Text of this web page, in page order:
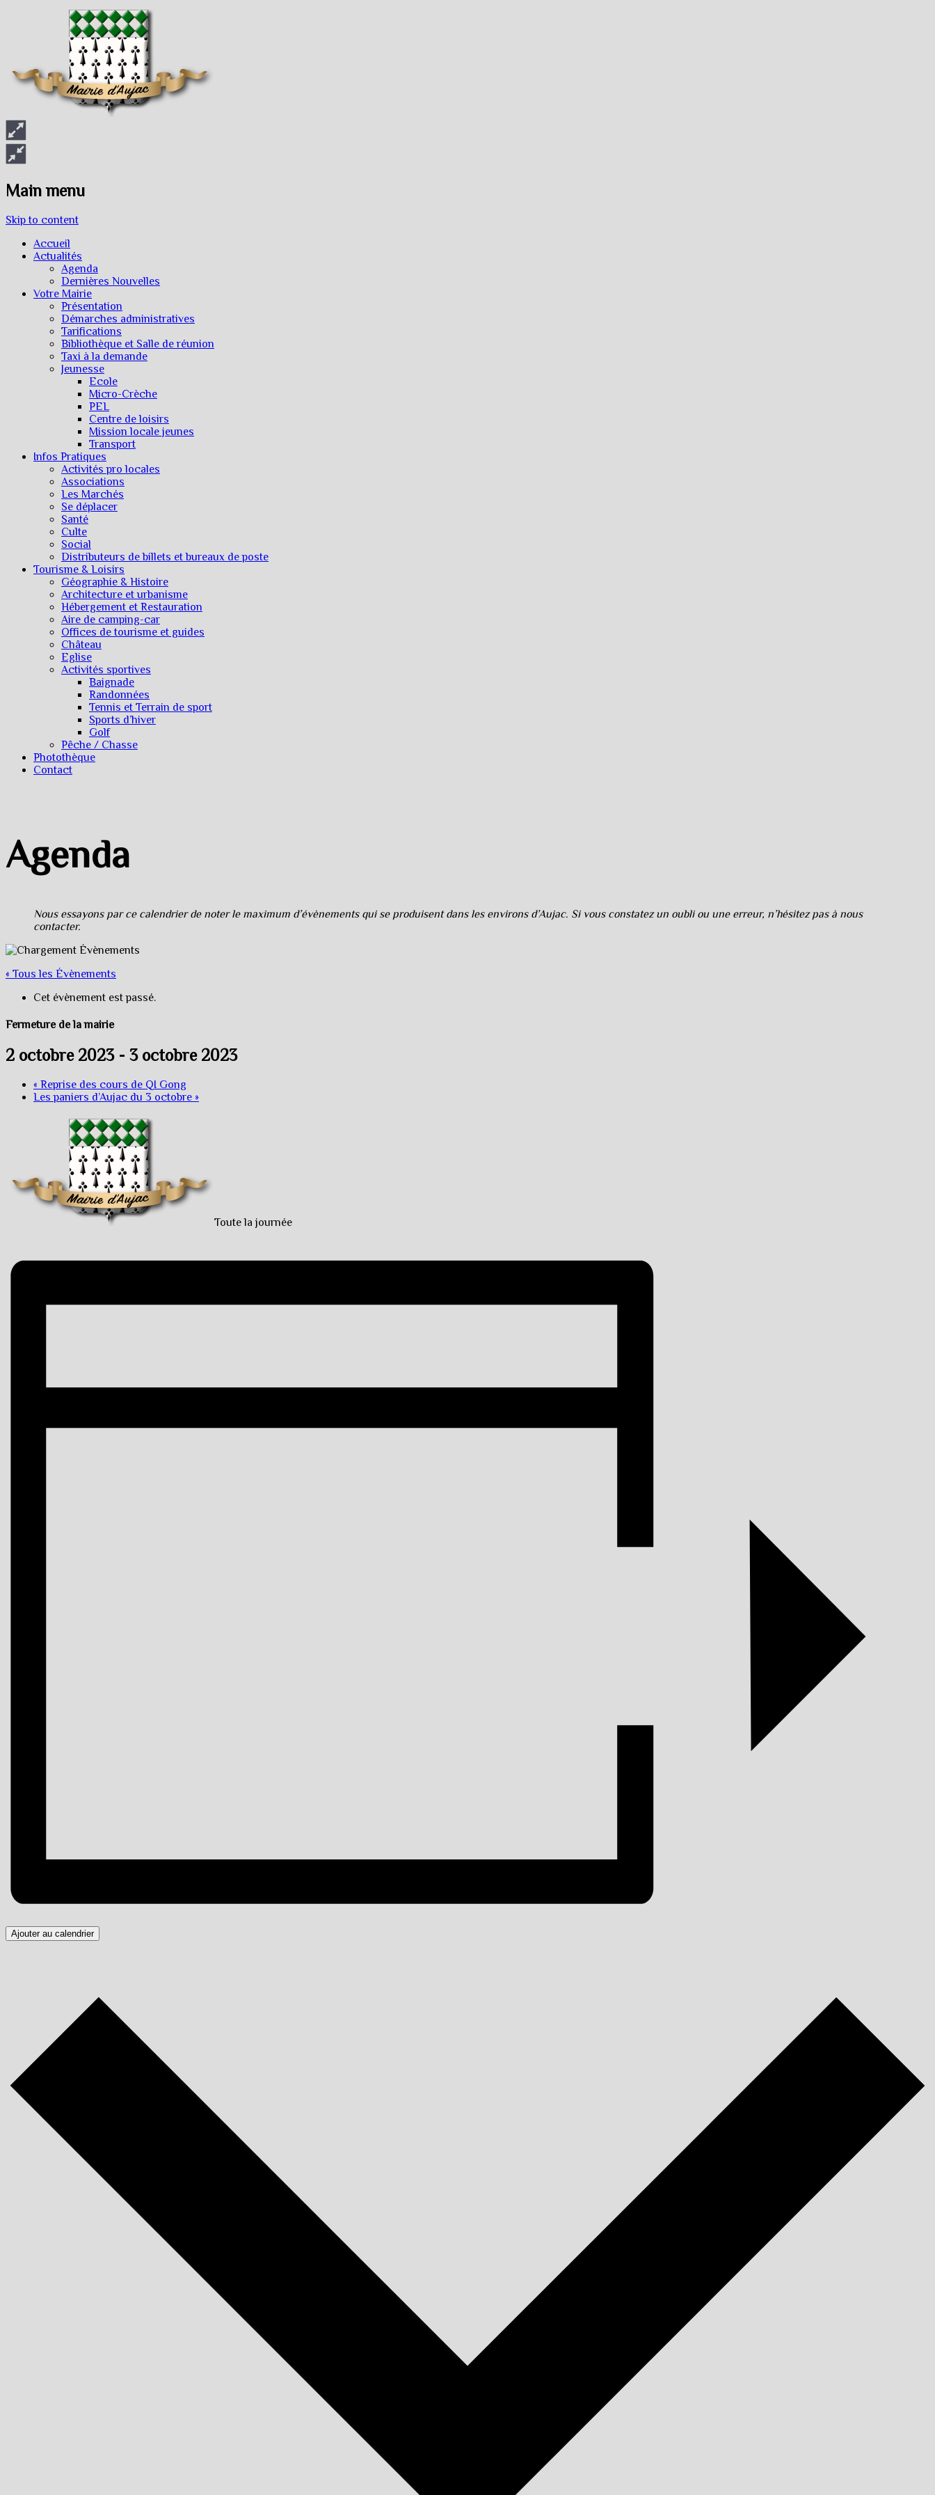
Main menu
Skip to content
Accueil
Actualités
Agenda
Dernières Nouvelles
Votre Mairie
Présentation
Démarches administratives
Tarifications
Bibliothèque et Salle de réunion
Taxi à la demande
Jeunesse
Ecole
Micro-Crèche
PEL
Centre de loisirs
Mission locale jeunes
Transport
Infos Pratiques
Activités pro locales
Associations
Les Marchés
Se déplacer
Santé
Culte
Social
Distributeurs de billets et bureaux de poste
Tourisme & Loisirs
Géographie & Histoire
Architecture et urbanisme
Hébergement et Restauration
Aire de camping-car
Offices de tourisme et guides
Château
Eglise
Activités sportives
Baignade
Randonnées
Tennis et Terrain de sport
Sports d’hiver
Golf
Pêche / Chasse
Photothèque
Contact
Agenda
Nous essayons par ce calendrier de noter le maximum d’évènements qui se produisent dans les environs d’Aujac. Si vous constatez un oubli ou une erreur, n’hésitez pas à nous
contacter.
« Tous les Évènements
Cet évènement est passé.
Fermeture de la mairie
2 octobre 2023- 3 octobre 2023
« Reprise des cours de QI Gong
Les paniers d’Aujac du 3 octobre »
Toute la journée
Ajouter au calendrier